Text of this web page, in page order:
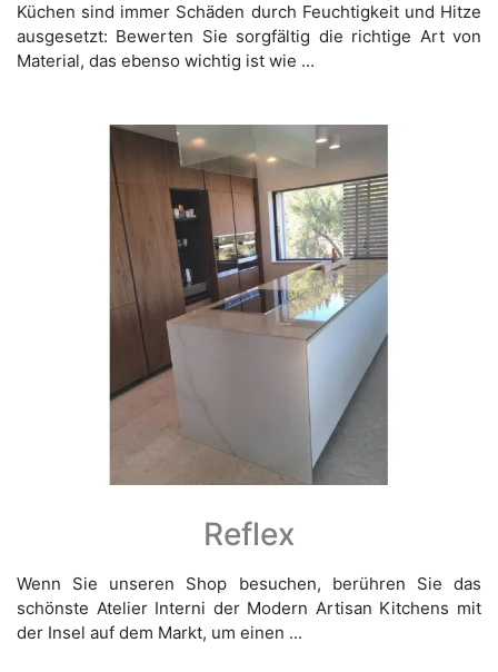
Küchen sind immer Schäden durch Feuchtigkeit und Hitze
ausgesetzt: Bewerten Sie sorgfältig die richtige Art von
Material, das ebenso wichtig ist wie ...
Reflex
Wenn Sie unseren Shop besuchen, berühren Sie das
schönste Atelier Interni der Modern Artisan Kitchens mit
der Insel auf dem Markt, um einen ...